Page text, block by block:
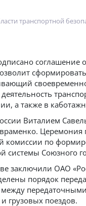
транспортной
соглашение
а также в
Виталием
комиссии по
Союзного
заключили ОАО
порядок
грузовых поездов.